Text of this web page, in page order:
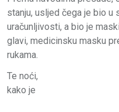
stanju, usljed čega je bio u
uračunljivosti, a bio je
glavi, medicinsku masku
rukama.
Te noći,
kako je